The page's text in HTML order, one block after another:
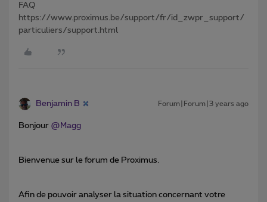
FAQ
https://www.proximus.be/support/fr/id_zwpr_support/
particuliers/support.html
Benjamin B Forum|Forum|3 years ago
Bonjour @Magg
Bienvenue sur le forum de Proximus.
Afin de pouvoir analyser la situation concernant votre